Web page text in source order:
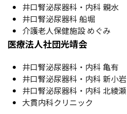
井口腎泌尿器科・内科 親水
井口腎泌尿器科 船堀
介護老人保健施設 めぐみ
医療法人社団光靖会
井口腎泌尿器科・内科 亀有
井口腎泌尿器科・内科 新小岩
井口腎泌尿器科・内科 北綾瀬
大貫内科クリニック